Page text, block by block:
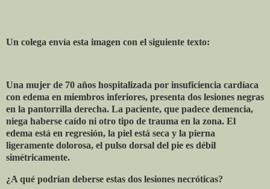
Un colega envía esta imagen con el siguiente texto:
Una mujer de 70 años hospitalizada por insuficiencia cardíaca
con edema en miembros inferiores, presenta dos lesiones negras
en la pantorrilla derecha. La paciente, que padece demencia,
niega haberse caído ni otro tipo de trauma en la zona. El
edema está en regresión, la piel está seca y la pierna
ligeramente dolorosa, el pulso dorsal del pie es débil
simétricamente.
¿A qué podrían deberse estas dos lesiones necróticas?